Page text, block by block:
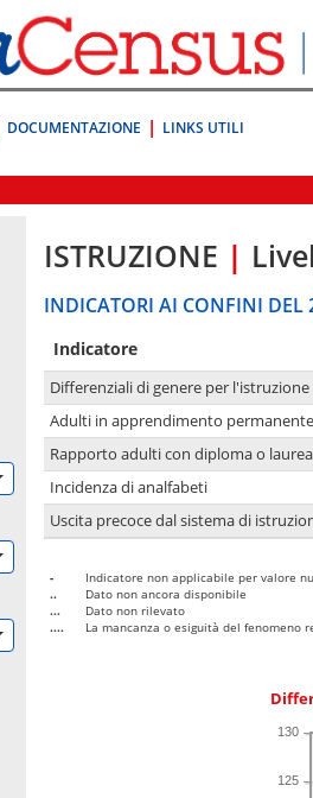
DOCUMENTAZIONE LINKS UTILI
ISTRUZIONE |
INDICATORI AI CONFINI DEL
Indicatore
Differenziali di genere per
Adulti in apprendimento permanente
Rapporto adulti con diploma o
Incidenza di analfabeti
Uscita precoce dal sistema di
-
Indicatore non applicabile per valore
..
Dato non ancora disponibile
...
Dato non rilevato
....
La mancanza o esiguità del fenomeno
125
130